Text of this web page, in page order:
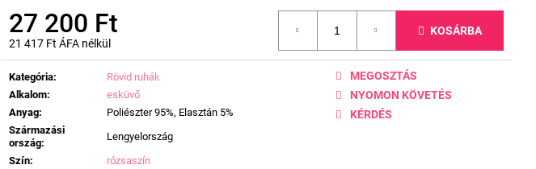
27 200 Ft
21 417 Ft ÁFA nélkül
Egységár:
KOSÁRBA
Kategória:
Rövid ruhák
Alkalom:
esküvő
Anyag:
Poliészter 95%, Elasztán 5%
Származási
ország:
Lengyelország
Szín:
rózsaszín
KÉRDÉS
NYOMON KÖVETÉS
MEGOSZTÁS